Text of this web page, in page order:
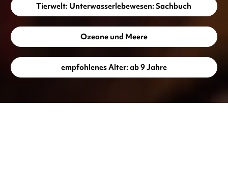
Tierwelt: Unterwasserlebewesen: Sachbuch
Ozeane und Meere
empfohlenes Alter: ab 9 Jahre